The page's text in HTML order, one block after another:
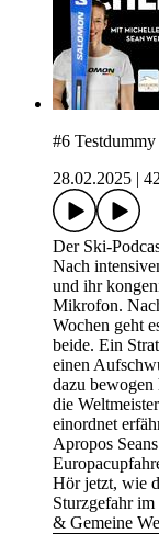
#6
28.02.2025
Der Ski-
Nach
und ihr
Mikrofon.
Wochen geht
beide. Ein
einen
dazu bewogen
die
einordnet
Apropos
Hör jetzt, wie
Sturzgefahr
& Gemeine